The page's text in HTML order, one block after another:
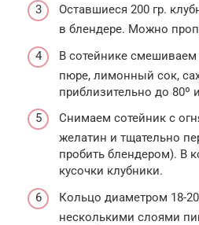
Оставшиеся 200 гр.
в блендере. Можно
В сотейнике
пюре, лимонный сок,
приблизительно до 80º
Снимаем сотейник с
желатин и тщательно
пробить блендером). В
кусочки клубники.
Кольцо диаметром 18-
несколькими слоями